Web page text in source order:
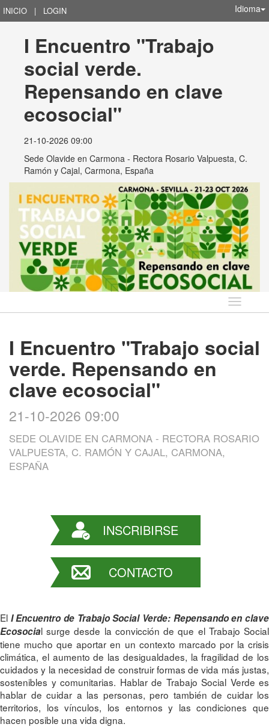
INICIO | LOGIN Idioma
I Encuentro "Trabajo
social verde.
Repensando en clave
ecosocial"
21-10-2026 09:00
Sede Olavide en Carmona - Rectora Rosario Valpuesta, C.
Ramón y Cajal, Carmona, España
Idioma
I Encuentro "Trabajo social
verde. Repensando en
clave ecosocial"
21-10-2026 09:00
SEDE OLAVIDE EN CARMONA - RECTORA ROSARIO
VALPUESTA, C. RAMÓN Y CAJAL, CARMONA,
ESPAÑA
INSCRIBIRSE
CONTACTO
El I Encuentro de Trabajo Social Verde: Repensando en clave
Ecosocial surge desde la convicción de que el Trabajo Social
tiene mucho que aportar en un contexto marcado por la crisis
climática, el aumento de las desigualdades, la fragilidad de los
cuidados y la necesidad de construir formas de vida más justas,
sostenibles y comunitarias. Hablar de Trabajo Social Verde es
hablar de cuidar a las personas, pero también de cuidar los
territorios, los vínculos, los entornos y las condiciones que
hacen posible una vida digna.